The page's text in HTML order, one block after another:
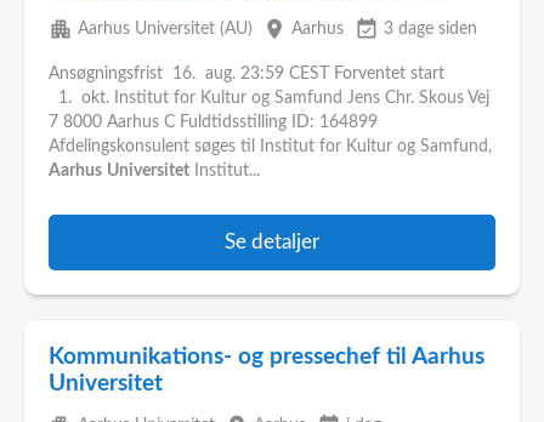
apartment Aarhus Universitet (AU) place Aarhus event_available 3 dage siden
Ansøgningsfrist 16. aug. 23:59 CEST Forventet start
1. okt. Institut for Kultur og Samfund Jens Chr. Skous Vej
7 8000 Aarhus C Fuldtidsstilling ID: 164899
Afdelingskonsulent søges til Institut for Kultur og Samfund,
Aarhus Universitet Institut...
Se detaljer
Kommunikations- og pressechef til Aarhus
Universitet